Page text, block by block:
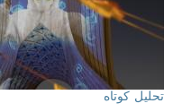
تحلیل کوتاه